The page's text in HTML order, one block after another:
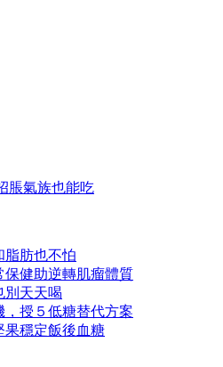
脹氣族也能吃
脂肪也不怕
保健助逆轉肌瘤體質
別天天喝
授５低糖替代方案
果穩定飯後血糖